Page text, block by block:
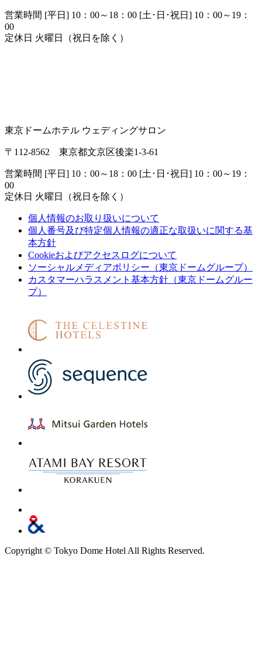
営業時間 [平日] 10：00～18：00 [土･日･祝日] 10：00～19：
00
定休日 火曜日（祝日を除く）
東京ドームホテル ウェディングサロン
〒112-8562 東京都文京区後楽1-3-61
営業時間 [平日] 10：00～18：00 [土･日･祝日] 10：00～19：
00
定休日 火曜日（祝日を除く）
個人情報のお取り扱いについて
個人番号及び特定個人情報の適正な取扱いに関する基
本方針
Cookieおよびアクセスログについて
ソーシャルメディアポリシー（東京ドームグループ）
カスタマーハラスメント基本方針（東京ドームグルー
プ）
Copyright © Tokyo Dome Hotel All Rights Reserved.